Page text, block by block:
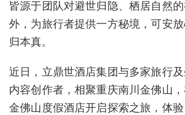
皆源于团队对避世归隐、栖居自然
外，为旅行者提供一方秘境，可安
归本真。
近日，立鼎世酒店集团与多家旅行及
内容创作者，相聚重庆南川金佛山
金佛山度假酒店开启探索之旅，体